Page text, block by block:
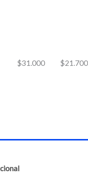
$31.000 $21.700